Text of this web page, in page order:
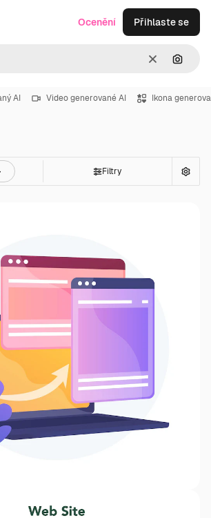
ZrušitHledat
Ocenění Přihlaste se
AI Video generované AI Ikona
Filtry